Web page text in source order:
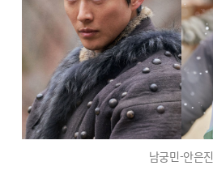
남궁민-안은진